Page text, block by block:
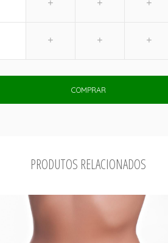
COMPRAR
PRODUTOS RELACIONADOS